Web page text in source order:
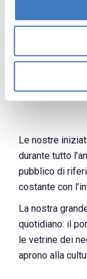
In
Le nostre
durante tutto
pubblico di
costante con
La nostra
quotidiano: il
le vetrine dei
aprono alla